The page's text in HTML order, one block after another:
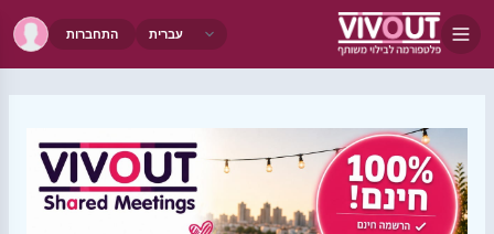
התחברות